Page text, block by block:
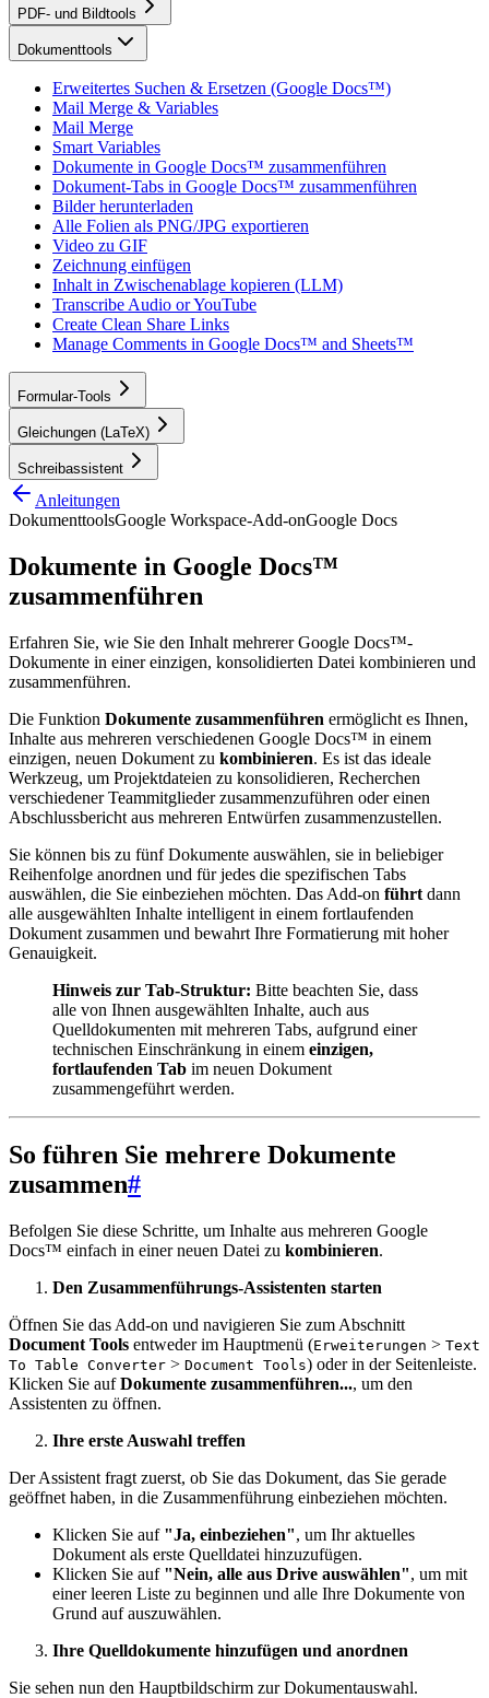
PDF- und Bildtools
Dokumenttools
Erweitertes Suchen & Ersetzen (Google Docs™)
Mail Merge & Variables
Mail Merge
Smart Variables
Dokumente in Google Docs™ zusammenführen
Dokument-Tabs in Google Docs™ zusammenführen
Bilder herunterladen
Alle Folien als PNG/JPG exportieren
Video zu GIF
Zeichnung einfügen
Inhalt in Zwischenablage kopieren (LLM)
Transcribe Audio or YouTube
Create Clean Share Links
Manage Comments in Google Docs™ and Sheets™
Formular-Tools
Gleichungen (LaTeX)
Schreibassistent
Anleitungen
DokumenttoolsGoogle Workspace-Add-onGoogle Docs
Dokumente in Google Docs™
zusammenführen
Erfahren Sie, wie Sie den Inhalt mehrerer Google Docs™-
Dokumente in einer einzigen, konsolidierten Datei kombinieren und
zusammenführen.
Die Funktion Dokumente zusammenführen ermöglicht es Ihnen,
Inhalte aus mehreren verschiedenen Google Docs™ in einem
einzigen, neuen Dokument zu kombinieren. Es ist das ideale
Werkzeug, um Projektdateien zu konsolidieren, Recherchen
verschiedener Teammitglieder zusammenzuführen oder einen
Abschlussbericht aus mehreren Entwürfen zusammenzustellen.
Sie können bis zu fünf Dokumente auswählen, sie in beliebiger
Reihenfolge anordnen und für jedes die spezifischen Tabs
auswählen, die Sie einbeziehen möchten. Das Add-on führt dann
alle ausgewählten Inhalte intelligent in einem fortlaufenden
Dokument zusammen und bewahrt Ihre Formatierung mit hoher
Genauigkeit.
Hinweis zur Tab-Struktur: Bitte beachten Sie, dass
alle von Ihnen ausgewählten Inhalte, auch aus
Quelldokumenten mit mehreren Tabs, aufgrund einer
technischen Einschränkung in einem einzigen,
fortlaufenden Tab im neuen Dokument
zusammengeführt werden.
So führen Sie mehrere Dokumente
zusammen#
Befolgen Sie diese Schritte, um Inhalte aus mehreren Google
Docs™ einfach in einer neuen Datei zu kombinieren.
Den Zusammenführungs-Assistenten starten
Öffnen Sie das Add-on und navigieren Sie zum Abschnitt
Document Tools entweder im Hauptmenü (Erweiterungen > Text
To Table Converter > Document Tools) oder in der Seitenleiste.
Klicken Sie aufDokumente zusammenführen..., um den
Assistenten zu öffnen.
Ihre erste Auswahl treffen
Der Assistent fragt zuerst, ob Sie das Dokument, das Sie gerade
geöffnet haben, in die Zusammenführung einbeziehen möchten.
Klicken Sie auf "Ja, einbeziehen", um Ihr aktuelles
Dokument als erste Quelldatei hinzuzufügen.
Klicken Sie auf "Nein, alle aus Drive auswählen", um mit
einer leeren Liste zu beginnen und alle Ihre Dokumente von
Grund auf auszuwählen.
Ihre Quelldokumente hinzufügen und anordnen
Sie sehen nun den Hauptbildschirm zur Dokumentauswahl.